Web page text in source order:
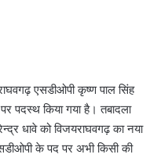
एसडीओपी कृष्ण पाल सिंह
पदस्थ किया गया है। तबादला
धावे को विजयराघवगढ़ का नया
के पद पर अभी किसी की